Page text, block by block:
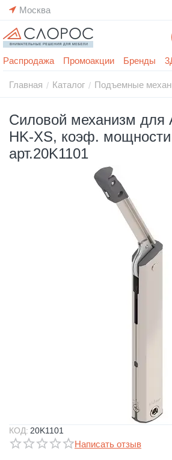
Москва
Распродажа Промоакции Бренды
Главная / Каталог / Подъемные
Силовой механизм для
HK-XS, коэф.
арт.20K1101
КОД: 20K1101
Написать отзыв